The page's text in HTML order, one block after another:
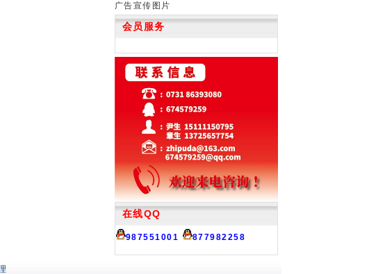
广告宣传图片
会员服务
在线QQ
987551001 877982258